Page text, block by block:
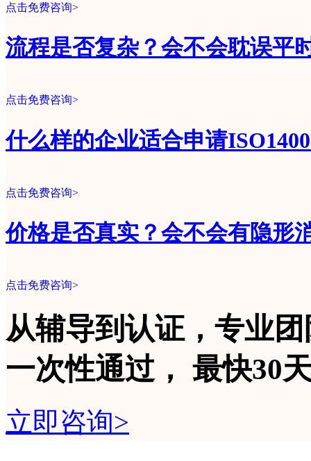
点击免费咨询>
流程是否复杂？会不会耽误平
点击免费咨询>
什么样的企业适合申请
点击免费咨询>
价格是否真实？会不会有隐形
点击免费咨询>
从辅导到认证，专业
一次性通过， 最快30
立即咨询>